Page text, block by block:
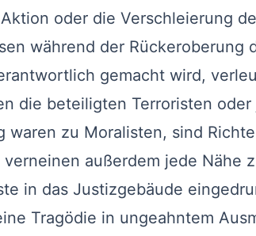
oder die Verschleierung
während der Rückeroberung
gemacht wird,
die beteiligten Terroristen oder
waren zu Moralisten, sind
außerdem jede Nähe
in das Justizgebäude
Tragödie in ungeahntem